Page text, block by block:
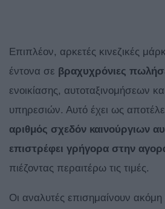
Επιπλέον, αρκετές κινεζικές
έντονα σε βραχυχρόνιες
ενοικίασης, αυτοταξινομήσεων
υπηρεσιών. Αυτό έχει ως
αριθμός σχεδόν καινούργιων
επιστρέφει γρήγορα στην
πιέζοντας περαιτέρω τις τιμές.
Οι αναλυτές επισημαίνουν ακόμη